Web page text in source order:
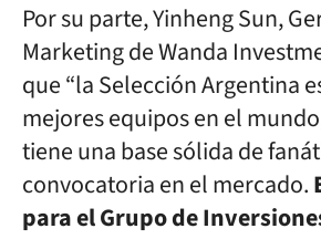
Por su parte, Yinheng Sun,
Marketing de Wanda
que “la Selección Argentina
mejores equipos en el
tiene una base sólida de
convocatoria en el mercado.
para el Grupo de